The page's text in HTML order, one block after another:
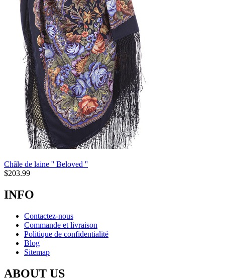
Châle de laine '' Beloved ''
$203.99
INFO
Contactez-nous
Commande et livraison
Politique de confidentialité
Blog
Sitemap
ABOUT US